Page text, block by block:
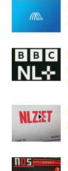
vidoerecorder